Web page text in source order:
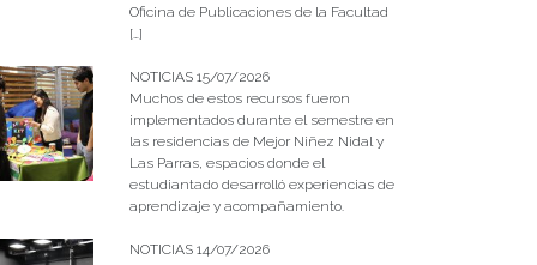
Oficina de Publicaciones de la Facultad
[…]
NOTICIAS 15/07/2026
Muchos de estos recursos fueron
implementados durante el semestre en
las residencias de Mejor Niñez Nidal y
Las Parras, espacios donde el
estudiantado desarrolló experiencias de
aprendizaje y acompañamiento.
NOTICIAS 14/07/2026